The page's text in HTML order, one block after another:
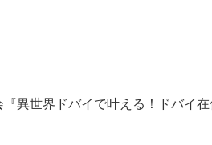
異世界ドバイで叶える！ドバイ